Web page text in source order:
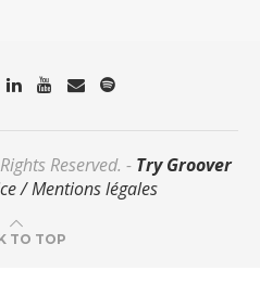
Reserved. - Try Groover
/ Mentions légales
TO TOP